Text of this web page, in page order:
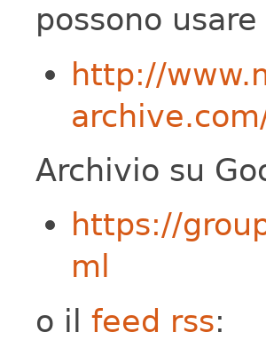
possono
http://
Archivio su
https://
ml
o il feed rss: